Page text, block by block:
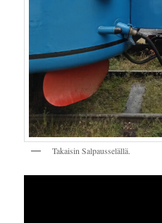
Takaisin Salpausselällä.